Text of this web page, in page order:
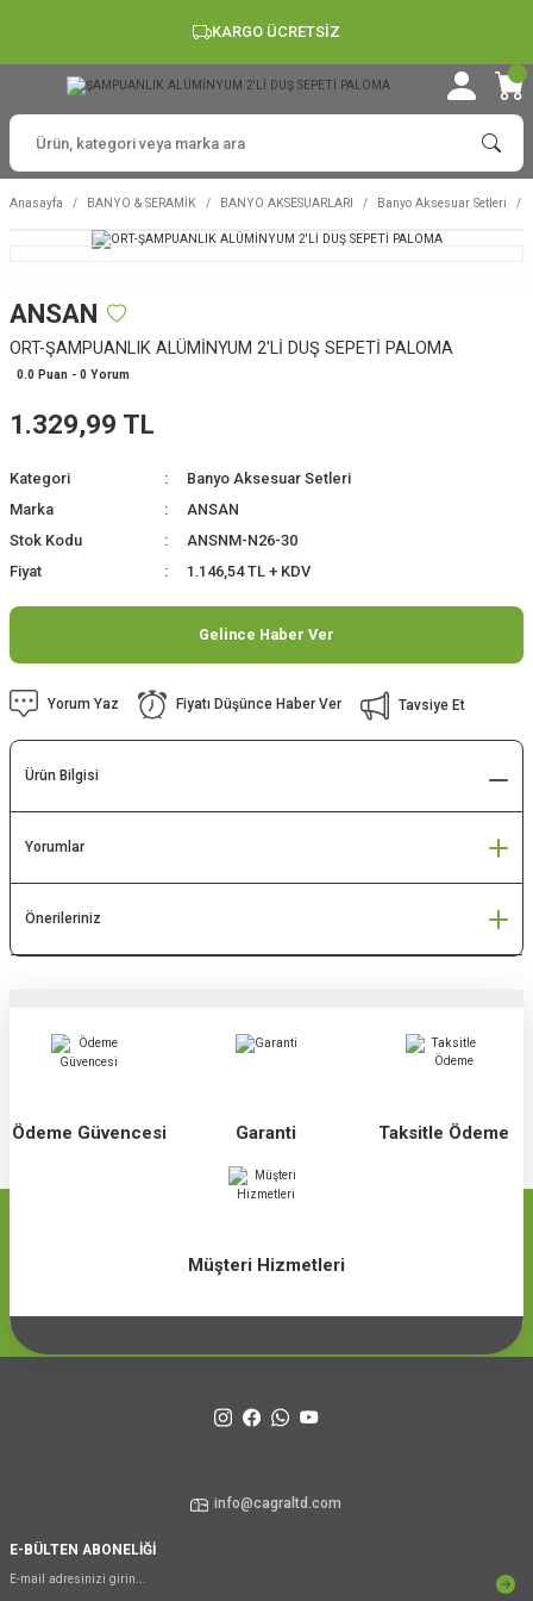
KARGO ÜCRETSİZ
Anasayfa BANYO & SERAMİK BANYO AKSESUARLARI Banyo Aksesuar Setleri
ANSAN
ORT-ŞAMPUANLIK ALÜMİNYUM 2'Lİ DUŞ SEPETİ PALOMA
0.0 Puan - 0 Yorum
1.329,99 TL
Kategori
Banyo Aksesuar Setleri
Marka
ANSAN
Stok Kodu
ANSNM-N26-30
Fiyat
1.146,54 TL + KDV
Gelince Haber Ver
Yorum Yaz Fiyatı Düşünce Haber Ver Tavsiye Et
Ürün Bilgisi
Yorumlar
Önerileriniz
Ödeme Güvencesi Garanti Taksitle Ödeme
Müşteri Hizmetleri
info@cagraltd.com
E-BÜLTEN ABONELİĞİ